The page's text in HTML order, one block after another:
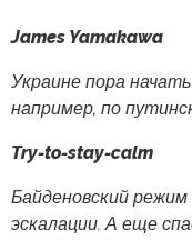
James Yamakawa
Украине пора
например, по
Try-to-stay-calm
Байденовский
эскалации. А еще